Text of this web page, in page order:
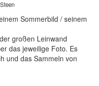
Sommerbild / seinem
großen Leinwand
das jeweilige Foto. Es
und das Sammeln von